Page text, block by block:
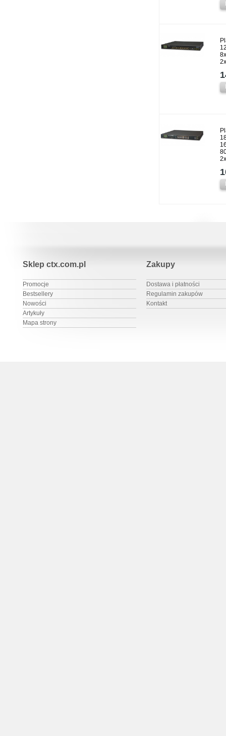
Sklep ctx.com.pl
Promocje
Bestsellery
Nowości
Artykuły
Mapa strony
Zakupy
Dostawa i płatności
Regulamin zakupów
Kontakt